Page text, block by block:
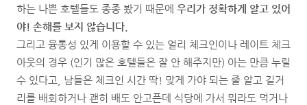
하는 나쁜 호텔들도 종종 봤기 때문에 우리가 정확하게 알고 있어
야! 손해를 보지 않습니다.
그리고 융통성 있게 이용할 수 있는 얼리 체크인이나 레이트 체크
아웃의 경우 (인기 많은 호텔들은 잘 안 해주지만) 아는 만큼 누릴
수 있다고, 남들은 체크인 시간 딱! 맞게 가야 되는 줄 알고 길거
리를 배회하거나 괜히 배도 안고픈데 식당에 가서 뭐라도 먹거나